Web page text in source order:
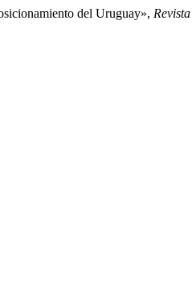
del Uruguay»,